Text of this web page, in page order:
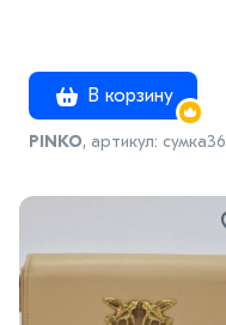
В корзину
PINKO, артикул: сумка36